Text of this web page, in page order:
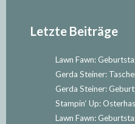
Letzte Beiträge
Lawn Fawn:
Gerda Steiner:
Gerda Steiner:
Stampin‘ Up:
Lawn Fawn: